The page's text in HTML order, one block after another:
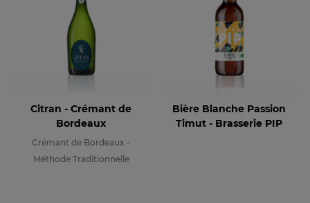
Citran - Crémant de
Bordeaux
Crémant de Bordeaux -
Méthode Traditionnelle
Bière Blanche Passion
Timut - Brasserie PIP